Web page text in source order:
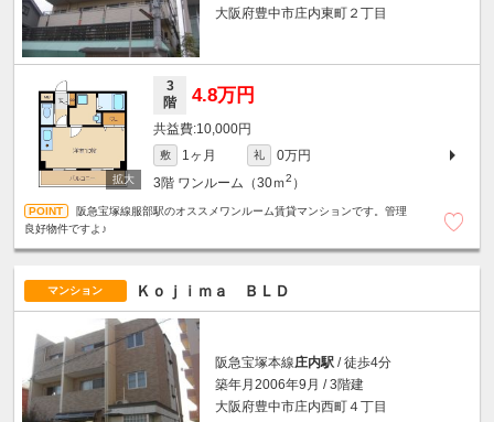
大阪府豊中市庄内東町２丁目
3
階
4.8万円
10,000円
敷 1ヶ月 礼
0万円
3階 ワンルーム（30ｍ2 ）
阪急宝塚線服部駅のオススメワンルーム賃貸マンションです。管理
良好物件ですよ♪
マンション Ｋｏｊｉｍａ ＢＬＤ
阪急宝塚本線庄内駅 / 徒歩4分
築年月2006年9月 / 3階建
大阪府豊中市庄内西町４丁目